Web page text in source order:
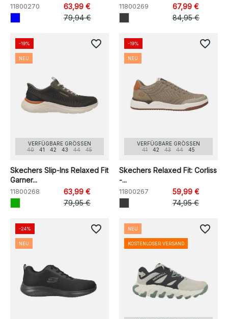
11800270
63,99 €
79,94 €
11800269
67,99 €
84,95 €
VERFÜGBARE GRÖSSEN
40
41 42 43 44 45
Skechers Slip-Ins Relaxed Fit
Garner...
11800268
63,99 €
79,95 €
-19%
NEU
favorite_border
VERFÜGBARE GRÖSSEN
41
42 43 44 45
Skechers Relaxed Fit: Corliss
-...
11800267
59,99 €
74,95 €
-19%
NEU
favorite_border
-24%
NEU
favorite_border NEU
KOSTENLOSER VERSAND
favorite_border